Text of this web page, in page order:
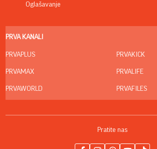
Oglašavanje
PRVA KANALI
PRVAPLUS
PRVAMAX
PRVAWORLD
PRVAKICK
PRVALIFE
PRVAFILES
Pratite nas